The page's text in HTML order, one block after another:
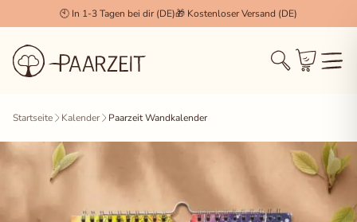
🕙 In 1-3 Tagen bei dir (DE)🎁 Kostenloser Versand (DE)
Startseite Kalender Paarzeit Wandkalender
Cookie Einstellungen ×
Technisch notwendig (Essenziell)
Diese Cookies werden zwingend benötigt, damit die
Session, der Login und der Warenkorb
(WooCommerce) korrekt funktionieren.
Statistiken & Analyse